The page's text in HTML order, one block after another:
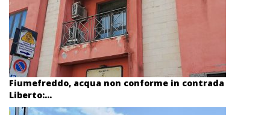
Fiumefreddo, acqua non conforme in contrada
Liberto:...